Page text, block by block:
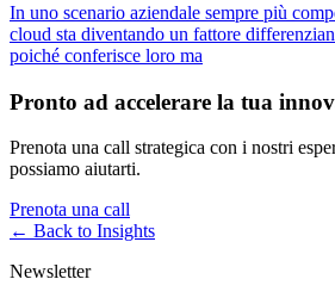
In uno scenario aziendale sempre più
cloud sta diventando un fattore
poiché conferisce loro ma
Pronto ad accelerare la tua
Prenota una call strategica con i nostri
possiamo aiutarti.
Prenota una call
← Back to Insights
Newsletter